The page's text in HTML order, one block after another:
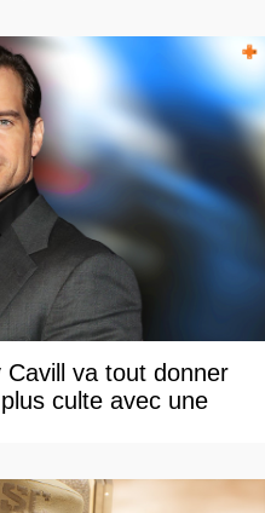
va tout donner
culte avec une